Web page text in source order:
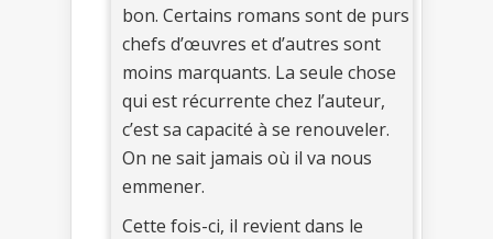
bon. Certains romans sont de purs
chefs d’œuvres et d’autres sont
moins marquants. La seule chose
qui est récurrente chez l’auteur,
c’est sa capacité à se renouveler.
On ne sait jamais où il va nous
emmener.
Cette fois-ci, il revient dans le